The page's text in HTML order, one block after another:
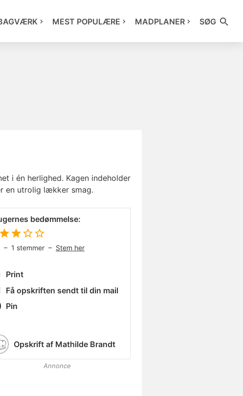
MEST POPULÆRE MADPLANER SØG
i én herlighed. Kagen indeholder
en utrolig lækker smag.
bedømmelse:
– 1 stemmer – Stem her
Print
Få opskriften sendt til din mail
Pin
Opskrift af Mathilde Brandt
Annonce